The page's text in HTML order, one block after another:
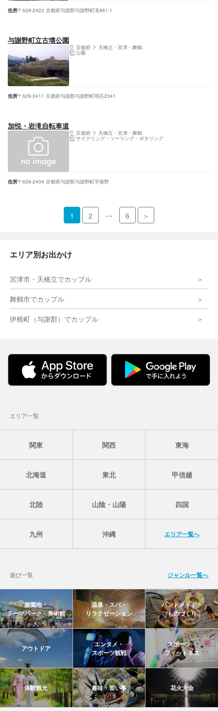
住所〒629-2422 京都府与謝郡与謝野町滝881-1
与謝野町立古墳公園
京都府 天橋立・宮津・舞鶴
公園
住所〒629-2411 京都府与謝郡与謝野町明石2341
加悦・岩滝自転車道
京都府 天橋立・宮津・舞鶴
サイクリング・ツーリング・ポタリング
住所〒629-2404 京都府与謝郡与謝野町字後野
1 2 … 6 ＞
エリア別お出かけ
宮津市・天橋立でカップル
舞鶴市でカップル
伊根町（与謝郡）でカップル
エリア一覧
関東 関西 東海
北海道 東北 甲信越
北陸 山陰・山陽 四国
九州 沖縄 エリア一覧へ
遊び一覧 ジャンル一覧へ
遊園地・
テーマパーク・美術館
温泉・スパ・
リラクゼーション
ハンドメイド・
ものづくり
アウトドア
エンタメ・
スポーツ観戦
スポーツ・
フィットネス
体験観光 趣味・習い事 花火大会